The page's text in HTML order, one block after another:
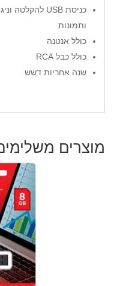
ותמונות
כולל אנטנה
כולל כבל RCA
שנה אחריות דשש
מוצרים